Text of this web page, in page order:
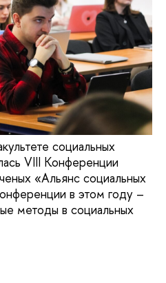
социальных
VIII Конференции
«Альянс социальных
в этом году –
методы в социальных